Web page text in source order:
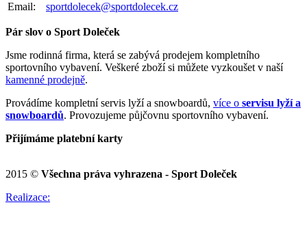
Email:
sportdolecek@sportdolecek.cz
Pár slov o Sport Doleček
Jsme rodinná firma, která se zabývá prodejem kompletního
sportovního vybavení. Veškeré zboží si můžete vyzkoušet v naší
kamenné prodejně.
Provádíme kompletní servis lyží a snowboardů, více o servisu lyží a
snowboardů. Provozujeme půjčovnu sportovního vybavení.
Přijímáme platební karty
2015 © Všechna práva vyhrazena - Sport Doleček
Realizace: